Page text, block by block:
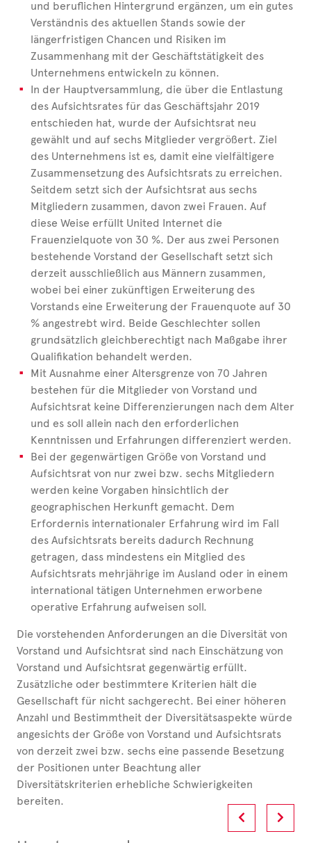
und beruflichen Hintergrund ergänzen, um ein gutes
Verständnis des aktuellen Stands sowie der
längerfristigen Chancen und Risiken im
Zusammenhang mit der Geschäftstätigkeit des
Unternehmens entwickeln zu können.
In der Hauptversammlung, die über die Entlastung
des Aufsichtsrates für das Geschäftsjahr 2019
entschieden hat, wurde der Aufsichtsrat neu
gewählt und auf sechs Mitglieder vergrößert. Ziel
des Unternehmens ist es, damit eine vielfältigere
Zusammensetzung des Aufsichtsrats zu erreichen.
Seitdem setzt sich der Aufsichtsrat aus sechs
Mitgliedern zusammen, davon zwei Frauen. Auf
diese Weise erfüllt United Internet die
Frauenzielquote von 30 %. Der aus zwei Personen
bestehende Vorstand der Gesellschaft setzt sich
derzeit ausschließlich aus Männern zusammen,
wobei bei einer zukünftigen Erweiterung des
Vorstands eine Erweiterung der Frauenquote auf 30
% angestrebt wird. Beide Geschlechter sollen
grundsätzlich gleichberechtigt nach Maßgabe ihrer
Qualifikation behandelt werden.
Mit Ausnahme einer Altersgrenze von 70 Jahren
bestehen für die Mitglieder von Vorstand und
Aufsichtsrat keine Differenzierungen nach dem Alter
und es soll allein nach den erforderlichen
Kenntnissen und Erfahrungen differenziert werden.
Bei der gegenwärtigen Größe von Vorstand und
Aufsichtsrat von nur zwei bzw. sechs Mitgliedern
werden keine Vorgaben hinsichtlich der
geographischen Herkunft gemacht. Dem
Erfordernis internationaler Erfahrung wird im Fall
des Aufsichtsrats bereits dadurch Rechnung
getragen, dass mindestens ein Mitglied des
Aufsichtsrats mehrjährige im Ausland oder in einem
international tätigen Unternehmen erworbene
operative Erfahrung aufweisen soll.
Die vorstehenden Anforderungen an die Diversität von
Vorstand und Aufsichtsrat sind nach Einschätzung von
Vorstand und Aufsichtsrat gegenwärtig erfüllt.
Zusätzliche oder bestimmtere Kriterien hält die
Gesellschaft für nicht sachgerecht. Bei einer höheren
Anzahl und Bestimmtheit der Diversitätsaspekte würde
angesichts der Größe von Vorstand und Aufsichtsrats
von derzeit zwei bzw. sechs eine passende Besetzung
der Positionen unter Beachtung aller
Diversitätskriterien erhebliche Schwierigkeiten
bereiten.